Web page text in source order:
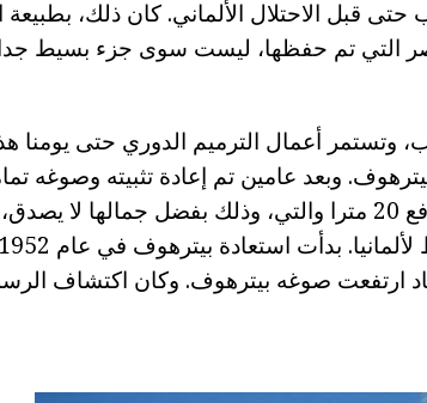
حتى قبل الاحتلال الألماني. كان ذلك، بطبيعة
التي تم حفظها، ليست سوى جزء بسيط
وتستمر أعمال الترميم الدوري حتى يومنا
بيترهوف. وبعد عامين تم إعادة تثبيته وصوغه
"شمشون" نافورة، الطائرة التي يندفع 20 مترا والتي، وذلك بفضل جمالها